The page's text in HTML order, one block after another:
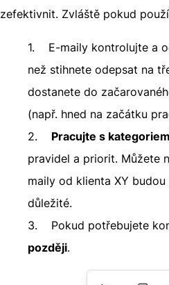
zefektivnit. Zvláště pokud
1. E-maily kontrolujte a
než stihnete odepsat na
dostanete do
(např. hned na začátku
2. Pracujte s
pravidel a priorit. Můžete
maily od klienta XY
důležité.
3. Pokud potřebujete
později.